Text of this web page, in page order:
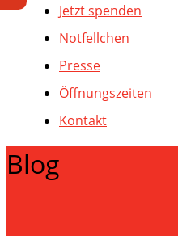
Jetzt spenden
Notfellchen
Presse
Öffnungszeiten
Kontakt
Blog